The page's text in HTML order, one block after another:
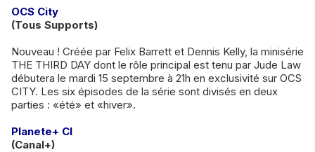
OCS City
(Tous Supports)
Nouveau ! Créée par Felix Barrett et Dennis Kelly, la minisérie
THE THIRD DAY dont le rôle principal est tenu par Jude Law
débutera le mardi 15 septembre à 21h en exclusivité sur OCS
CITY. Les six épisodes de la série sont divisés en deux
parties : «été» et «hiver».
Planete+ CI
(Canal+)